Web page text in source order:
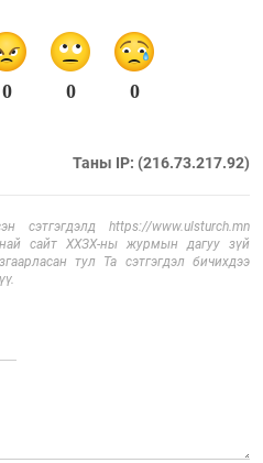
0 0 0
Таны IP: (216.73.217.92)
сэтгэгдэлд https://www.ulsturch.mn
сайт ХХЗХ-ны журмын дагуу зүй
тул Та сэтгэгдэл бичихдээ